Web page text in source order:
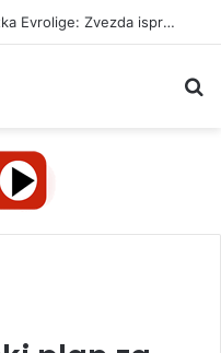
Rangirane sve ekipe uoči početka Evrolige: Zvezda ispred Partizana, evo ko je favorit